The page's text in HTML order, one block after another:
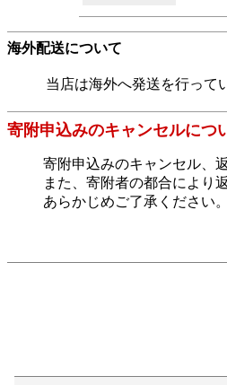
海外配送について
当店は海外へ発送を行って
寄附申込みのキャンセルにつ
寄附申込みのキャンセル、
また、寄附者の都合により
あらかじめご了承ください。